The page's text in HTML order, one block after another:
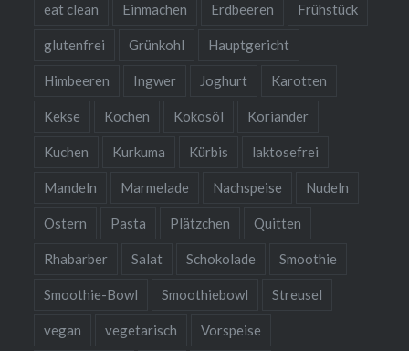
eat clean Einmachen Erdbeeren Frühstück
glutenfrei Grünkohl Hauptgericht
Himbeeren Ingwer Joghurt Karotten
Kekse Kochen Kokosöl Koriander
Kuchen Kurkuma Kürbis laktosefrei
Mandeln Marmelade Nachspeise Nudeln
Ostern Pasta Plätzchen Quitten
Rhabarber Salat Schokolade Smoothie
Smoothie-Bowl Smoothiebowl Streusel
vegan vegetarisch Vorspeise